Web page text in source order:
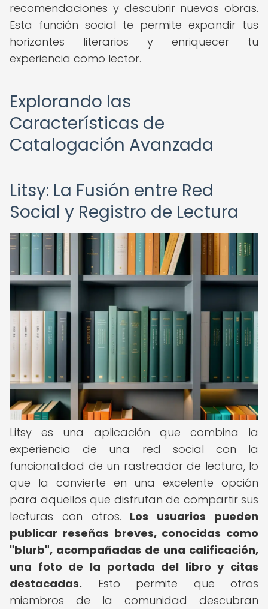
recomendaciones y descubrir nuevas obras.
Esta función social te permite expandir tus
horizontes literarios y enriquecer tu
experiencia como lector.
Explorando las
Características de
Catalogación Avanzada
Litsy: La Fusión entre Red
Social y Registro de Lectura
Litsy es una aplicación que combina la
experiencia de una red social con la
funcionalidad de un rastreador de lectura, lo
que la convierte en una excelente opción
para aquellos que disfrutan de compartir sus
lecturas con otros. Los usuarios pueden
publicar reseñas breves, conocidas como
"blurb", acompañadas de una calificación,
una foto de la portada del libro y citas
destacadas. Esto permite que otros
miembros de la comunidad descubran